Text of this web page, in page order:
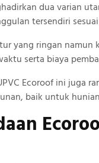
dua varian
tersendiri
yang ringan namun
serta biaya
Ecoroof ini juga
baik untuk